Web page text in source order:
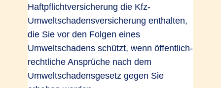
Haftpflichtversicherung die Kfz-
Umweltschadensversicherung enthalten,
die Sie vor den Folgen eines
Umweltschadens schützt, wenn öffentlich-
rechtliche Ansprüche nach dem
Umweltschadensgesetz gegen Sie